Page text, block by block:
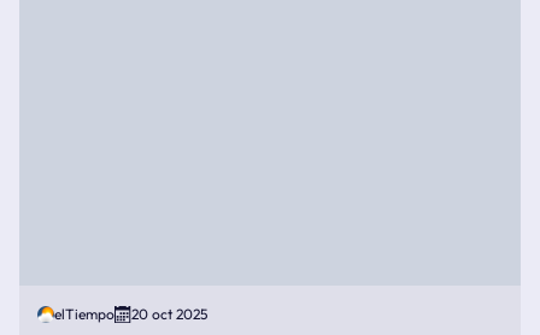
elTiempo 20 oct 2025